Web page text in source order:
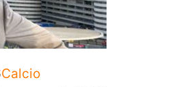
Categorie
Calcio